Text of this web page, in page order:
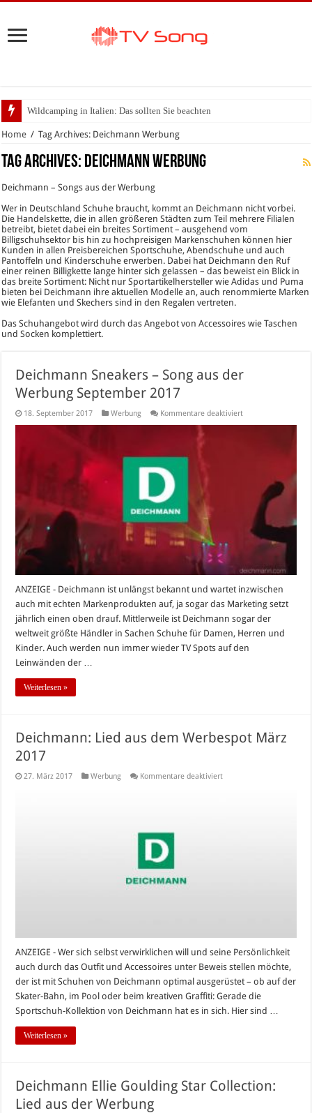
Wildcamping in Italien: Das sollten Sie beachten
Home / Tag Archives: Deichmann Werbung
Tag Archives: Deichmann Werbung
Deichmann – Songs aus der Werbung
Wer in Deutschland Schuhe braucht, kommt an Deichmann nicht vorbei.
Die Handelskette, die in allen größeren Städten zum Teil mehrere Filialen
betreibt, bietet dabei ein breites Sortiment – ausgehend vom
Billigschuhsektor bis hin zu hochpreisigen Markenschuhen können hier
Kunden in allen Preisbereichen Sportschuhe, Abendschuhe und auch
Pantoffeln und Kinderschuhe erwerben. Dabei hat Deichmann den Ruf
einer reinen Billigkette lange hinter sich gelassen – das beweist ein Blick in
das breite Sortiment: Nicht nur Sportartikelhersteller wie Adidas und Puma
bieten bei Deichmann ihre aktuellen Modelle an, auch renommierte Marken
wie Elefanten und Skechers sind in den Regalen vertreten.
Das Schuhangebot wird durch das Angebot von Accessoires wie Taschen
und Socken komplettiert.
Deichmann Sneakers – Song aus der
Werbung September 2017
18. September 2017 Werbung Kommentare deaktiviertfür
September
ANZEIGE - Deichmann ist unlängst bekannt und wartet inzwischen
auch mit echten Markenprodukten auf, ja sogar das Marketing setzt
jährlich einen oben drauf. Mittlerweile ist Deichmann sogar der
weltweit größte Händler in Sachen Schuhe für Damen, Herren und
Kinder. Auch werden nun immer wieder TV Spots auf den
Leinwänden der …
Weiterlesen »
Deichmann: Lied aus dem Werbespot März
2017
27. März 2017 Werbung Kommentare deaktiviertfür
ANZEIGE - Wer sich selbst verwirklichen will und seine Persönlichkeit
auch durch das Outfit und Accessoires unter Beweis stellen möchte,
der ist mit Schuhen von Deichmann optimal ausgerüstet – ob auf der
Skater-Bahn, im Pool oder beim kreativen Graffiti: Gerade die
Sportschuh-Kollektion von Deichmann hat es in sich. Hier sind …
Weiterlesen »
Deichmann Ellie Goulding Star Collection:
Lied aus der Werbung